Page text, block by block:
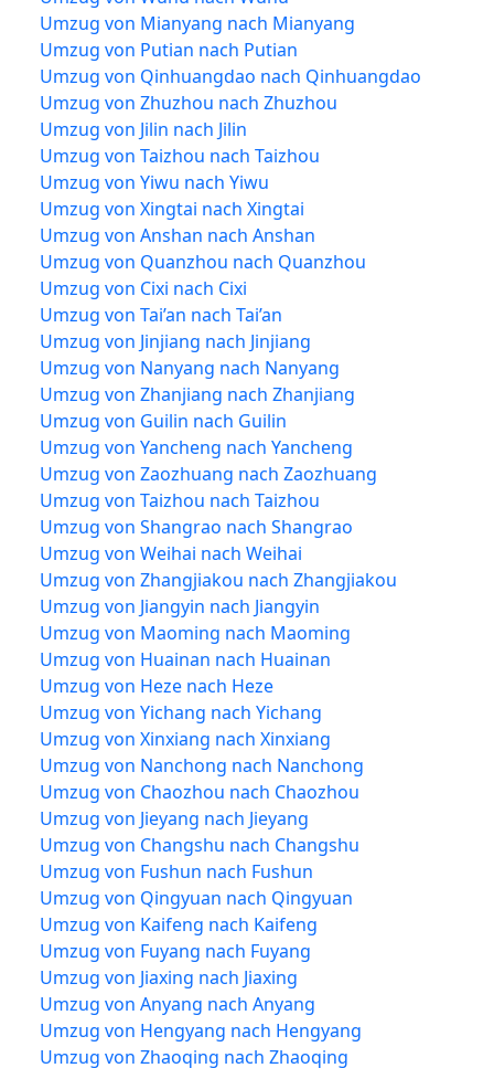
Umzug von Mianyang nach Mianyang
Umzug von Putian nach Putian
Umzug von Qinhuangdao nach Qinhuangdao
Umzug von Zhuzhou nach Zhuzhou
Umzug von Jilin nach Jilin
Umzug von Taizhou nach Taizhou
Umzug von Yiwu nach Yiwu
Umzug von Xingtai nach Xingtai
Umzug von Anshan nach Anshan
Umzug von Quanzhou nach Quanzhou
Umzug von Cixi nach Cixi
Umzug von Tai’an nach Tai’an
Umzug von Jinjiang nach Jinjiang
Umzug von Nanyang nach Nanyang
Umzug von Zhanjiang nach Zhanjiang
Umzug von Guilin nach Guilin
Umzug von Yancheng nach Yancheng
Umzug von Zaozhuang nach Zaozhuang
Umzug von Taizhou nach Taizhou
Umzug von Shangrao nach Shangrao
Umzug von Weihai nach Weihai
Umzug von Zhangjiakou nach Zhangjiakou
Umzug von Jiangyin nach Jiangyin
Umzug von Maoming nach Maoming
Umzug von Huainan nach Huainan
Umzug von Heze nach Heze
Umzug von Yichang nach Yichang
Umzug von Xinxiang nach Xinxiang
Umzug von Nanchong nach Nanchong
Umzug von Chaozhou nach Chaozhou
Umzug von Jieyang nach Jieyang
Umzug von Changshu nach Changshu
Umzug von Fushun nach Fushun
Umzug von Qingyuan nach Qingyuan
Umzug von Kaifeng nach Kaifeng
Umzug von Fuyang nach Fuyang
Umzug von Jiaxing nach Jiaxing
Umzug von Anyang nach Anyang
Umzug von Hengyang nach Hengyang
Umzug von Zhaoqing nach Zhaoqing